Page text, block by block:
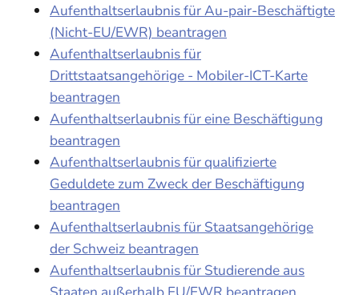
Aufenthaltserlaubnis für Au-pair-Beschäftigte
(Nicht-EU/EWR) beantragen
Aufenthaltserlaubnis für
Drittstaatsangehörige - Mobiler-ICT-Karte
beantragen
Aufenthaltserlaubnis für eine Beschäftigung
beantragen
Aufenthaltserlaubnis für qualifizierte
Geduldete zum Zweck der Beschäftigung
beantragen
Aufenthaltserlaubnis für Staatsangehörige
der Schweiz beantragen
Aufenthaltserlaubnis für Studierende aus